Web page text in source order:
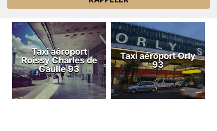
Taxi aéroport
Roissy Charles de
Gaulle 93
Taxi aéroport Orly
93